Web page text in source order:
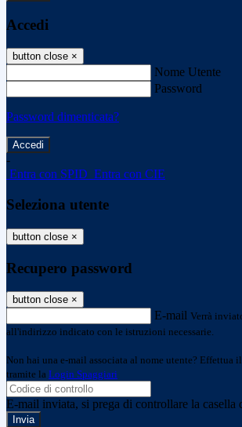
Accedi
button close ×
Nome Utente
Password
Password dimenticata?
-
Entra con SPID Entra con CIE
Seleziona utente
button close ×
Recupero password
button close ×
E-mail Verrà
all'indirizzo indicato con le istruzioni necessarie.
Non hai una e-mail associata al nome utente? Effettua
tramite la Login Spaggiari
E-mail inviata, si prega di controllare la casella